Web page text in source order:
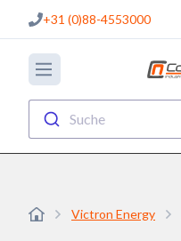
+31 (0)88-4553000
Suche
Victron Energy